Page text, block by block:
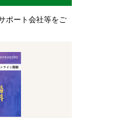
ポート会社等をご